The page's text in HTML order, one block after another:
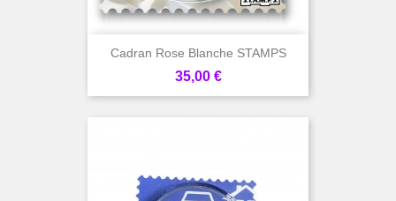
Cadran Rose Blanche STAMPS
Prix
35,00 €